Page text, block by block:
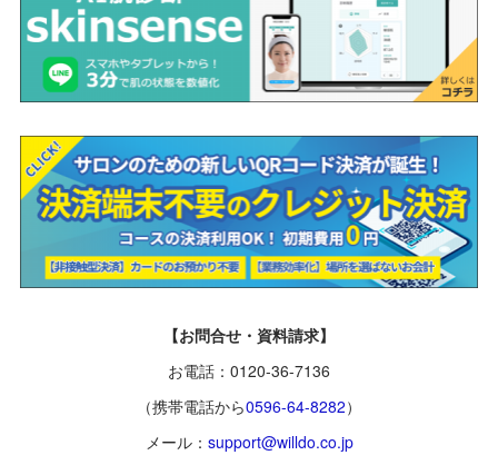
【お問合せ・資料請求】
お電話：0120-36-7136
（携帯電話から0596-64-8282）
メール： support@willdo.co.jp